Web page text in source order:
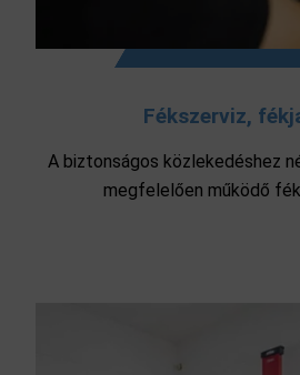
Fékszerviz,
A biztonságos közlekedéshez
megfelelően működő